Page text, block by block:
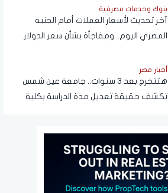
بنوك وخدمات مصرفية
آخر تحديث لأسعار العملات أمام الجنيه
المصري اليوم.. ومفاجأة بشأن سعر الدولار
أخبار مصر
هتتخرج بعد 3 سنوات.. جامعة عين شمس
تكشف حقيقة تعديل مدة الدراسة بكلية